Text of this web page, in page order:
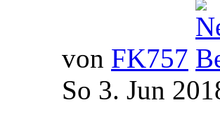
von FK757
So 3. Jun